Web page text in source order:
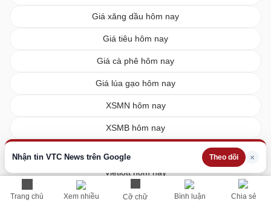
Trang chủ Xem nhiều Cỡ chữ Bình luận Chia sẻ
Nhận tin VTC News trên Google Theo dõi ×
Giá xăng dầu hôm nay
Giá tiêu hôm nay
Giá cà phê hôm nay
Giá lúa gạo hôm nay
XSMN hôm nay
XSMB hôm nay
Vietlott hôm nay